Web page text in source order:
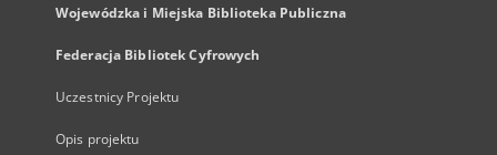
Wojewódzka i Miejska Biblioteka Publiczna
Federacja Bibliotek Cyfrowych
Uczestnicy Projektu
Opis projektu